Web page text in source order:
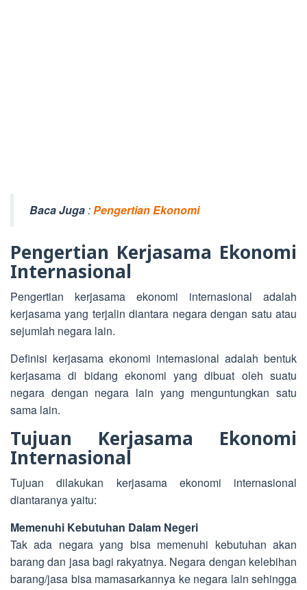
Baca Juga:Pengertian Ekonomi
Pengertian Kerjasama Ekonomi
Internasional
Pengertian kerjasama ekonomi internasional adalah
kerjasama yang terjalin diantara negara dengan satu atau
sejumlah negara lain.
Definisi kerjasama ekonomi internasional adalah bentuk
kerjasama di bidang ekonomi yang dibuat oleh suatu
negara dengan negara lain yang menguntungkan satu
sama lain.
Tujuan Kerjasama Ekonomi
Internasional
Tujuan dilakukan kerjasama ekonomi internasional
diantaranya yaitu:
Memenuhi Kebutuhan Dalam Negeri
Tak ada negara yang bisa memenuhi kebutuhan akan
barang dan jasa bagi rakyatnya. Negara dengan kelebihan
barang/jasa bisa mamasarkannya ke negara lain sehingga